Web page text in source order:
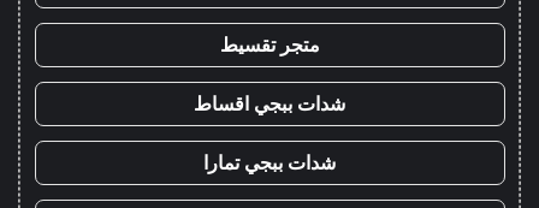
متجر تقسيط
شدات ببجي اقساط
شدات ببجي تمارا